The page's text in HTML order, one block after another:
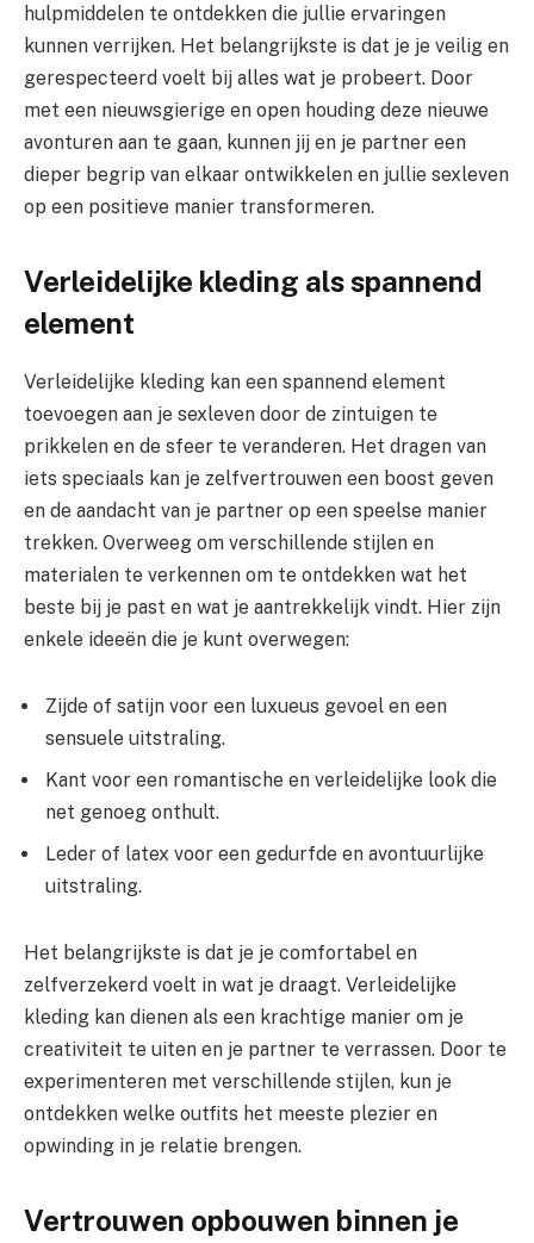
hulpmiddelen te ontdekken die jullie ervaringen
kunnen verrijken. Het belangrijkste is dat je je veilig en
gerespecteerd voelt bij alles wat je probeert. Door
met een nieuwsgierige en open houding deze nieuwe
avonturen aan te gaan, kunnen jij en je partner een
dieper begrip van elkaar ontwikkelen en jullie sexleven
op een positieve manier transformeren.
Verleidelijke kleding als spannend
element
Verleidelijke kleding kan een spannend element
toevoegen aan je sexleven door de zintuigen te
prikkelen en de sfeer te veranderen. Het dragen van
iets speciaals kan je zelfvertrouwen een boost geven
en de aandacht van je partner op een speelse manier
trekken. Overweeg om verschillende stijlen en
materialen te verkennen om te ontdekken wat het
beste bij je past en wat je aantrekkelijk vindt. Hier zijn
enkele ideeën die je kunt overwegen:
Zijde of satijn voor een luxueus gevoel en een
sensuele uitstraling.
Kant voor een romantische en verleidelijke look die
net genoeg onthult.
Leder of latex voor een gedurfde en avontuurlijke
uitstraling.
Het belangrijkste is dat je je comfortabel en
zelfverzekerd voelt in wat je draagt. Verleidelijke
kleding kan dienen als een krachtige manier om je
creativiteit te uiten en je partner te verrassen. Door te
experimenteren met verschillende stijlen, kun je
ontdekken welke outfits het meeste plezier en
opwinding in je relatie brengen.
Vertrouwen opbouwen binnen je